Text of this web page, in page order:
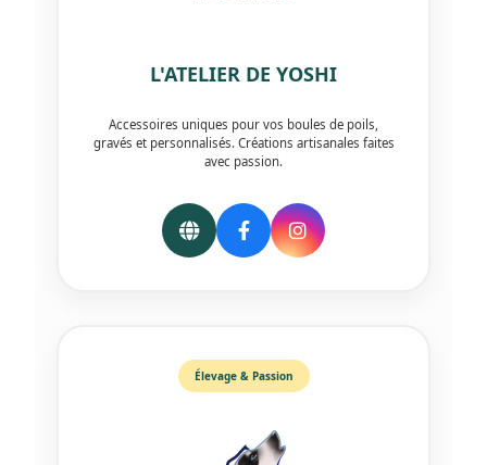
L'ATELIER DE YOSHI
Accessoires uniques pour vos boules de poils,
gravés et personnalisés. Créations artisanales faites
avec passion.
Élevage & Passion